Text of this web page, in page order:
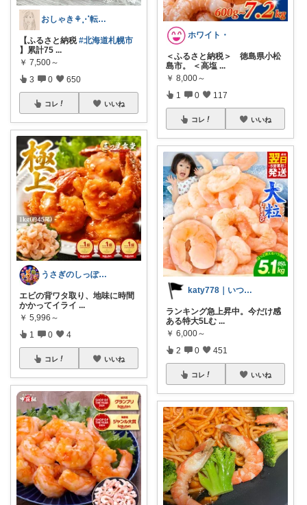
おしゃき⚘⋰転勤族の4歳👦🏻ママ
【ふるさと納税#北海道札幌市
】累計75 ...
￥ 7,500～
3 0 650
コレ いいね
うさぎのしっぽ43🐰2児の母👧朝コレ
エビの背ワタ取り、地味に時間
かかってイライ ...
￥ 5,996～
1 0 4
コレ いいね
ホワイト・
＜ふるさと納税＞ 徳島県小松
島市。 ＜高塩 ...
￥ 8,000～
1 0 117
コレ いいね
katy778｜いつも有難うございます✨
ランキング急上昇中。今だけ感
ある特大5Lむ ...
￥ 6,000～
2 0 451
コレ いいね